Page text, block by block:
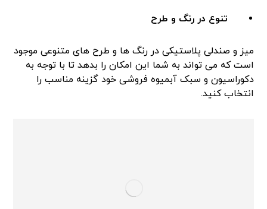
تنوع در رنگ و طرح
میز و صندلی پلاستیکی در رنگ ها و طرح های متنوعی موجود
است که می تواند به شما این امکان را بدهد تا با توجه به
دکوراسیون و سبک آبمیوه فروشی خود گزینه مناسب را
انتخاب کنید.